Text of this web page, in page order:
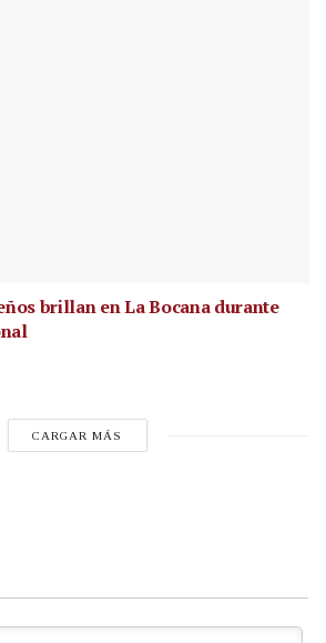
brillan en La Bocana durante
CARGAR MÁS